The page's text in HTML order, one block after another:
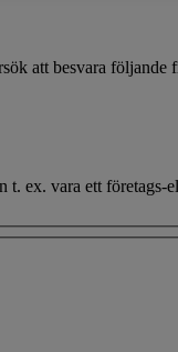
att besvara
t. ex. vara ett företags-